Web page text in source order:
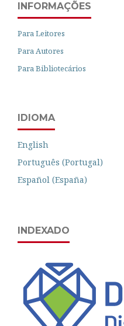
INFORMAÇÕES
Para Leitores
Para Autores
Para Bibliotecários
IDIOMA
English
Português (Portugal)
Español (España)
INDEXADO